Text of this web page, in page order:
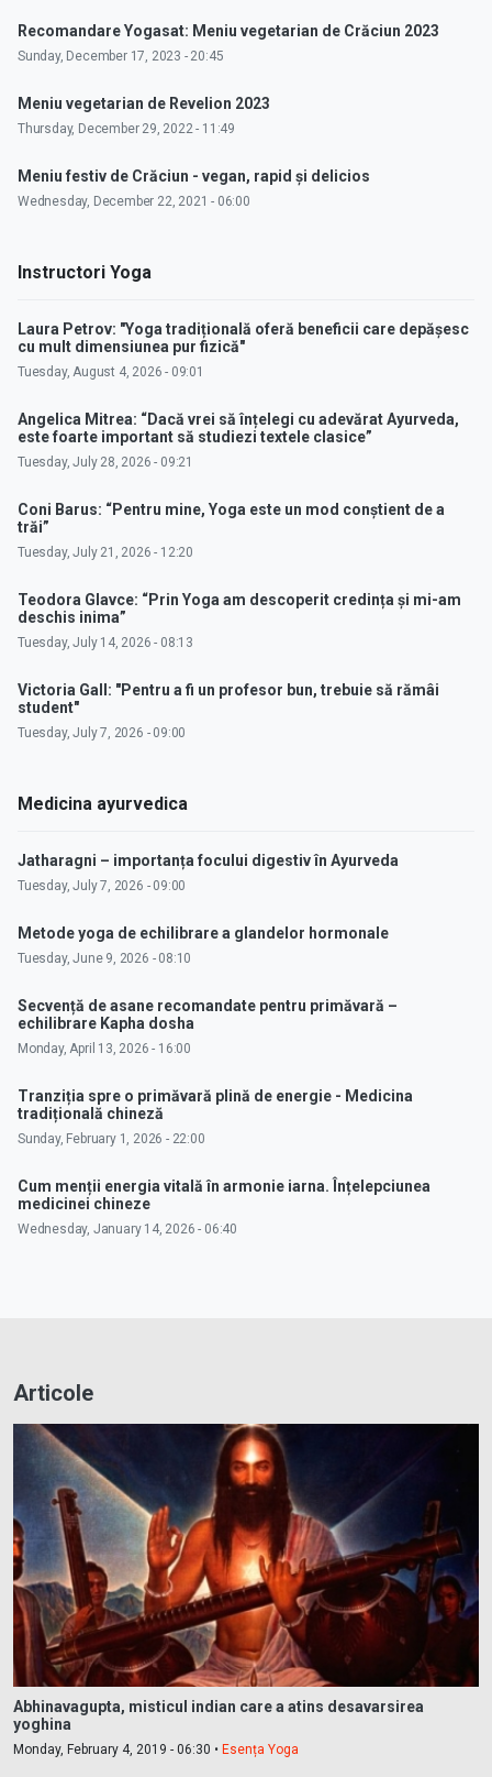
Recomandare Yogasat: Meniu vegetarian de Crăciun 2023
Sunday, December 17, 2023 - 20:45
Meniu vegetarian de Revelion 2023
Thursday, December 29, 2022 - 11:49
Meniu festiv de Crăciun - vegan, rapid și delicios
Wednesday, December 22, 2021 - 06:00
Instructori Yoga
Laura Petrov: "Yoga tradițională oferă beneficii care depășesc
cu mult dimensiunea pur fizică"
Tuesday, August 4, 2026 - 09:01
Angelica Mitrea: “Dacă vrei să înțelegi cu adevărat Ayurveda,
este foarte important să studiezi textele clasice”
Tuesday, July 28, 2026 - 09:21
Coni Barus: “Pentru mine, Yoga este un mod conștient de a
trăi”
Tuesday, July 21, 2026 - 12:20
Teodora Glavce: “Prin Yoga am descoperit credința și mi-am
deschis inima”
Tuesday, July 14, 2026 - 08:13
Victoria Gall: "Pentru a fi un profesor bun, trebuie să rămâi
student"
Tuesday, July 7, 2026 - 09:00
Medicina ayurvedica
Jatharagni – importanța focului digestiv în Ayurveda
Tuesday, July 7, 2026 - 09:00
Metode yoga de echilibrare a glandelor hormonale
Tuesday, June 9, 2026 - 08:10
Secvență de asane recomandate pentru primăvară –
echilibrare Kapha dosha
Monday, April 13, 2026 - 16:00
Tranziția spre o primăvară plină de energie - Medicina
tradițională chineză
Sunday, February 1, 2026 - 22:00
Cum menții energia vitală în armonie iarna. Înțelepciunea
medicinei chineze
Wednesday, January 14, 2026 - 06:40
Articole
Abhinavagupta, misticul indian care a atins desavarsirea
yoghina
Monday, February 4, 2019 - 06:30 • Esența Yoga